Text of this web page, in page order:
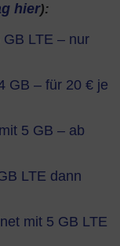
hier):
GB LTE – nur
GB – für 20 € je
5 GB – ab
LTE dann
mit 5 GB LTE